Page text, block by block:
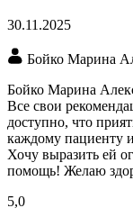
30.11.2025
Бойко Марина
Бойко Марина
Все свои
доступно, что
каждому пациенту
Хочу выразить ей
помощь! Желаю
5,0